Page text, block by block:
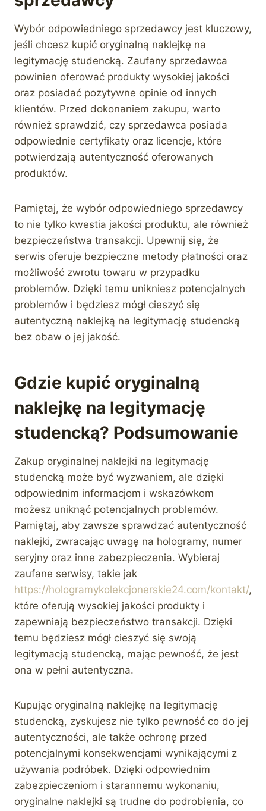
Wybór odpowiedniego sprzedawcy jest kluczowy,
jeśli chcesz kupić oryginalną naklejkę na
legitymację studencką. Zaufany sprzedawca
powinien oferować produkty wysokiej jakości
oraz posiadać pozytywne opinie od innych
klientów. Przed dokonaniem zakupu, warto
również sprawdzić, czy sprzedawca posiada
odpowiednie certyfikaty oraz licencje, które
potwierdzają autentyczność oferowanych
produktów.
Pamiętaj, że wybór odpowiedniego sprzedawcy
to nie tylko kwestia jakości produktu, ale również
bezpieczeństwa transakcji. Upewnij się, że
serwis oferuje bezpieczne metody płatności oraz
możliwość zwrotu towaru w przypadku
problemów. Dzięki temu unikniesz potencjalnych
problemów i będziesz mógł cieszyć się
autentyczną naklejką na legitymację studencką
bez obaw o jej jakość.
Gdzie kupić oryginalną
naklejkę na legitymację
studencką? Podsumowanie
Zakup oryginalnej naklejki na legitymację
studencką może być wyzwaniem, ale dzięki
odpowiednim informacjom i wskazówkom
możesz uniknąć potencjalnych problemów.
Pamiętaj, aby zawsze sprawdzać autentyczność
naklejki, zwracając uwagę na hologramy, numer
seryjny oraz inne zabezpieczenia. Wybieraj
zaufane serwisy, takie jak
https://hologramykolekcjonerskie24.com/kontakt/,
które oferują wysokiej jakości produkty i
zapewniają bezpieczeństwo transakcji. Dzięki
temu będziesz mógł cieszyć się swoją
legitymacją studencką, mając pewność, że jest
ona w pełni autentyczna.
Kupując oryginalną naklejkę na legitymację
studencką, zyskujesz nie tylko pewność co do jej
autentyczności, ale także ochronę przed
potencjalnymi konsekwencjami wynikającymi z
używania podróbek. Dzięki odpowiednim
zabezpieczeniom i starannemu wykonaniu,
oryginalne naklejki są trudne do podrobienia, co